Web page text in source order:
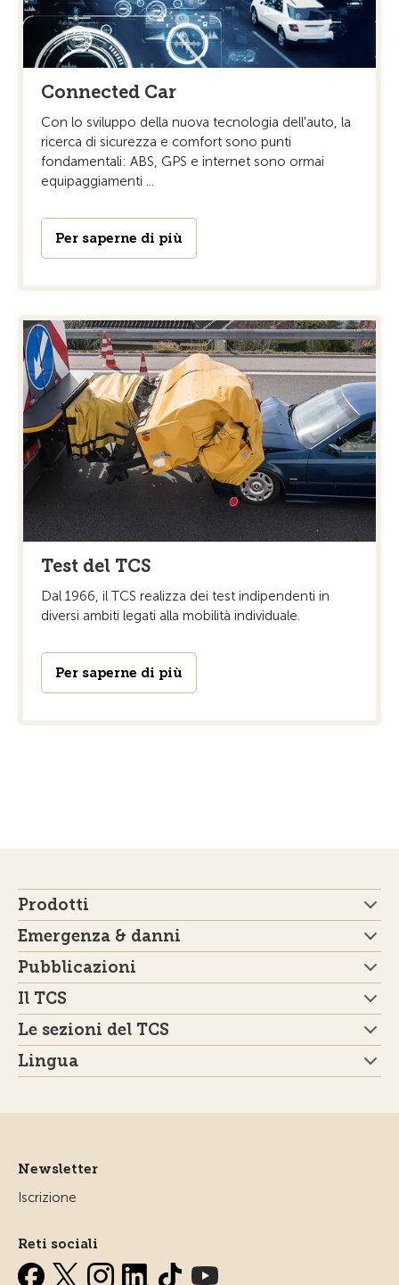
Connected Car
Con lo sviluppo della nuova tecnologia dell'auto, la
ricerca di sicurezza e comfort sono punti
fondamentali: ABS, GPS e internet sono ormai
equipaggiamenti ...
Per saperne di più
Test del TCS
Dal 1966, il TCS realizza dei test indipendenti in
diversi ambiti legati alla mobilità individuale.
Per saperne di più
Prodotti
Emergenza & danni
Pubblicazioni
Il TCS
Le sezioni del TCS
Lingua
Newsletter
Iscrizione
Reti sociali